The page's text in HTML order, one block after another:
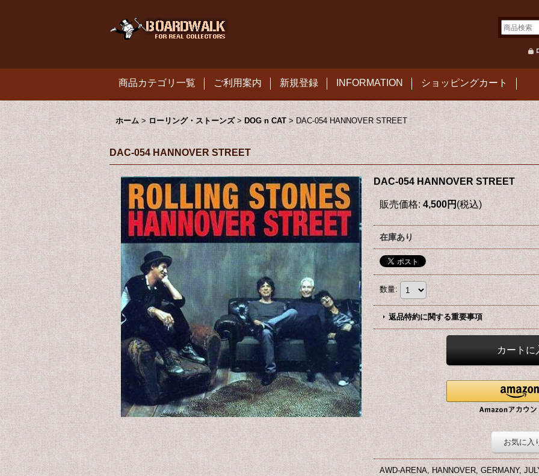
商品カテゴリ一覧 ご利用案内 新規登録 INFORMATION ショッピングカート
ホーム > ローリング・ストーンズ > DOG n CAT > DAC-054 HANNOVER STREET
DAC-054 HANNOVER STREET
DAC-054 HANNOVER STREET
販売価格: 4,500円 (税込)
在庫あり
数量:
返品特約に関する重要事項
お気に入
AWD-ARENA, HANNOVER, GERMANY,